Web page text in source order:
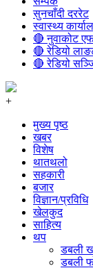
सुनचाँदी दररेट
स्वास्थ्य
🔴 नुवाकोट
🔴 रेडियो
🔴 रेडियो
+
मुख्य पृष्ठ
खबर
विशेष
थातथलो
सहकारी
बजार
विज्ञान/प्रविधि
खेलकुद
साहित्य
थप
डबली
डबली